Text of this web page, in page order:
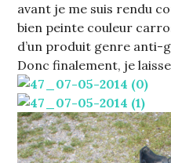
avant je me suis rendu
bien peinte couleur
d’un produit genre anti-
Donc finalement, je